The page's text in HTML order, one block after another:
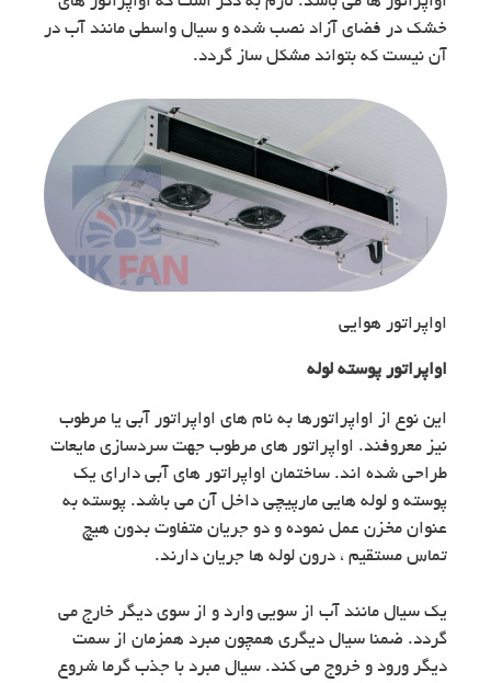
خشک در فضای آزاد نصب شده و سیال واسطی مانند آب در
آن نیست که بتواند مشکل ساز گردد.
اواپراتور هوایی
اواپراتور پوسته لوله
این نوع از اواپراتورها به نام های اواپراتور آبی یا مرطوب
نیز معروفند. اواپراتور های مرطوب جهت سردسازی مایعات
طراحی شده اند. ساختمان اواپراتور های آبی دارای یک
پوسته و لوله هایی مارپیچی داخل آن می باشد. پوسته به
عنوان مخزن عمل نموده و دو جریان متفاوت بدون هیچ
تماس مستقیم ، درون لوله ها جریان دارند.
یک سیال مانند آب از سویی وارد و از سوی دیگر خارج می
گردد. ضمنا سیال دیگری همچون مبرد همزمان از سمت
دیگر ورود و خروج می کند. سیال مبرد با جذب گرما شروع